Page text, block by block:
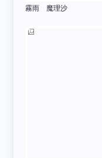
霧雨 魔理沙